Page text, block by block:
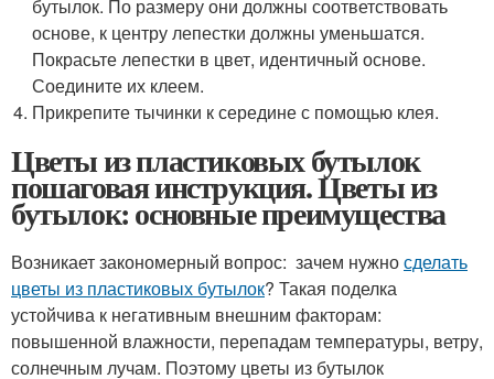
бутылок. По размеру они должны соответствовать
основе, к центру лепестки должны уменьшатся.
Покрасьте лепестки в цвет, идентичный основе.
Соедините их клеем.
Прикрепите тычинки к середине с помощью клея.
Цветы из пластиковых бутылок
пошаговая инструкция. Цветы из
бутылок: основные преимущества
Возникает закономерный вопрос: зачем нужносделать
цветы из пластиковых бутылок? Такая поделка
устойчива к негативным внешним факторам:
повышенной влажности, перепадам температуры, ветру,
солнечным лучам. Поэтому цветы из бутылок